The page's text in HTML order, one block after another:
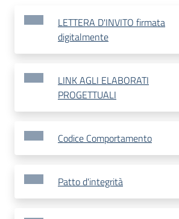
LETTERA D'INVITO firmata
digitalmente
LINK AGLI ELABORATI
PROGETTUALI
Codice Comportamento
Patto d'integrità